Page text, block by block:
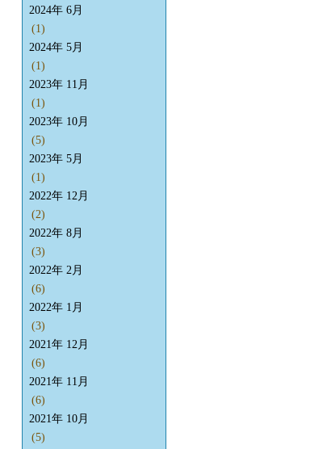
2024年 6月
(1)
2024年 5月
(1)
2023年 11月
(1)
2023年 10月
(5)
2023年 5月
(1)
2022年 12月
(2)
2022年 8月
(3)
2022年 2月
(6)
2022年 1月
(3)
2021年 12月
(6)
2021年 11月
(6)
2021年 10月
(5)